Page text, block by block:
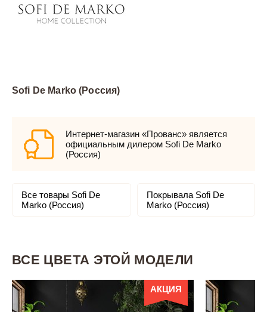
Sofi De Marko (Россия)
Интернет-магазин «Прованс» является
официальным дилером Sofi De Marko
(Россия)
Все товары Sofi De
Marko (Россия)
Покрывала Sofi De
Marko (Россия)
ВСЕ ЦВЕТА ЭТОЙ МОДЕЛИ
АКЦИЯ